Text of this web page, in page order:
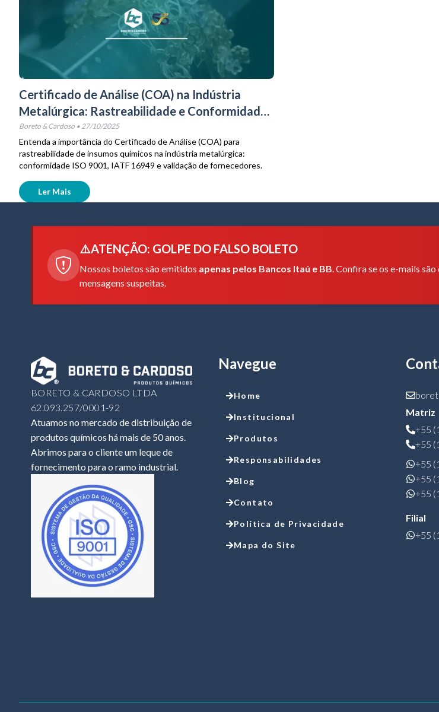
Certificado de Análise (COA) na Indústria
Metalúrgica: Rastreabilidade e Conformidade
ISO 9001
Boreto & Cardoso • 27/10/2025
Entenda a importância do Certificado de Análise (COA) para
rastreabilidade de insumos químicos na indústria metalúrgica:
conformidade ISO 9001, IATF 16949 e validação de fornecedores.
Ler Mais
⚠️ATENÇÃO: GOLPE DO FALSO BOLETO
Nossos boletos são emitidos apenas pelos Bancos Itaú e BB. Confira se os e-mails
mensagens suspeitas.
BORETO & CARDOSO LTDA
62.093.257/0001-92
Atuamos no mercado de distribuição de
produtos químicos há mais de 50 anos.
Abrimos para o cliente um leque de
fornecimento para o ramo industrial.
Navegue
Home
Institucional
Produtos
Responsabilidades
Blog
Contato
Política de Privacidade
Mapa do Site
Matriz
+55
+55
+55
+55
+55
Filial
+55